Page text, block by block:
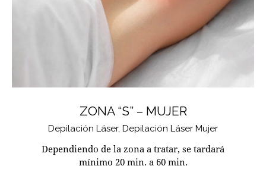
ZONA “S” – MUJER
Depilación Láser, Depilación Láser Mujer
Dependiendo de la zona a tratar, se tardará
mínimo 20 min. a 60 min.